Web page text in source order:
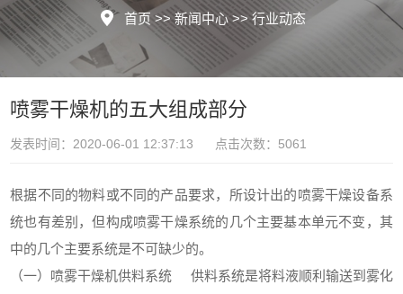
首页 >>新闻中心>>行业动态
喷雾干燥机的五大组成部分
发表时间：2020-06-01 12:37:13 点击次数：5061
根据不同的物料或不同的产品要求，所设计出的喷雾干燥设备系
统也有差别，但构成喷雾干燥系统的几个主要基本单元不变，其
中的几个主要系统是不可缺少的。
（一）喷雾干燥机供料系统 供料系统是将料液顺利输送到雾化